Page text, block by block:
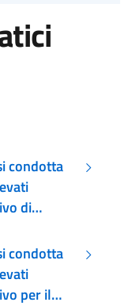
condotta
di
condotta
per il